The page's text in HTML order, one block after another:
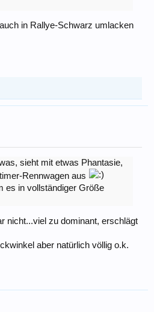
in Rallye-Schwarz umlacken
sieht mit etwas Phantasie,
Rennwagen aus
es in vollständiger Größe
nicht...viel zu dominant, erschlägt
aber natürlich völlig o.k.